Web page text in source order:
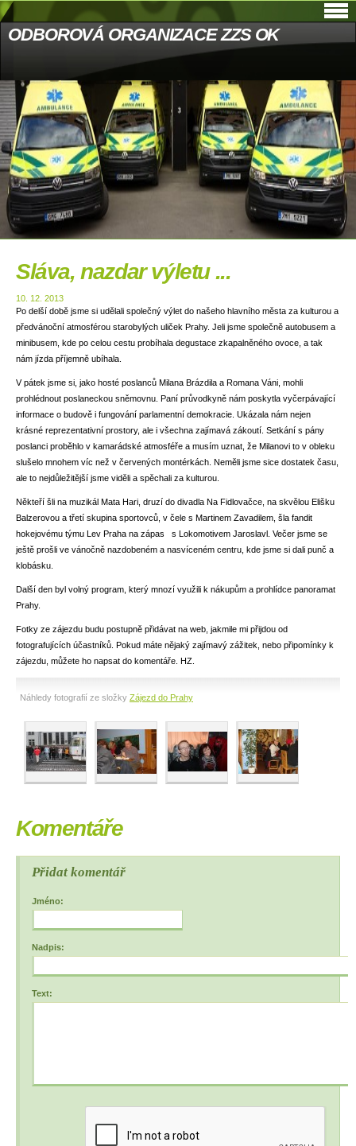
ODBOROVÁ ORGANIZACE ZZS OK
Sláva, nazdar výletu ...
10. 12. 2013
Po delší době jsme si udělali společný výlet do našeho hlavního města za kulturou a
předvánoční atmosférou starobylých uliček Prahy. Jeli jsme společně autobusem a
minibusem, kde po celou cestu probíhala degustace zkapalněného ovoce, a tak
nám jízda příjemně ubíhala.
V pátek jsme si, jako hosté poslanců Milana Brázdila a Romana Váni, mohli
prohlédnout poslaneckou sněmovnu. Paní průvodkyně nám poskytla vyčerpávající
informace o budově i fungování parlamentní demokracie. Ukázala nám nejen
krásné reprezentativní prostory, ale i všechna zajímavá zákoutí. Setkání s pány
poslanci proběhlo v kamarádské atmosféře a musím uznat, že Milanovi to v obleku
slušelo mnohem víc než v červených montérkách. Neměli jsme sice dostatek času,
ale to nejdůležitější jsme viděli a spěchali za kulturou.
Někteří šli na muzikál Mata Hari, druzí do divadla Na Fidlovačce, na skvělou Elišku
Balzerovou a třetí skupina sportovců, v čele s Martinem Zavadilem, šla fandit
hokejovému týmu Lev Praha na zápas s Lokomotivem Jaroslavl. Večer jsme se
ještě prošli ve vánočně nazdobeném a nasvíceném centru, kde jsme si dali punč a
klobásku.
Další den byl volný program, který mnozí využili k nákupům a prohlídce panoramat
Prahy.
Fotky ze zájezdu budu postupně přidávat na web, jakmile mi přijdou od
fotografujících účastníků. Pokud máte nějaký zajímavý zážitek, nebo připomínky k
zájezdu, můžete ho napsat do komentáře. HZ.
Náhledy fotografií ze složky Zájezd do Prahy
Komentáře
Přidat komentář
Jméno:
Nadpis:
Text: